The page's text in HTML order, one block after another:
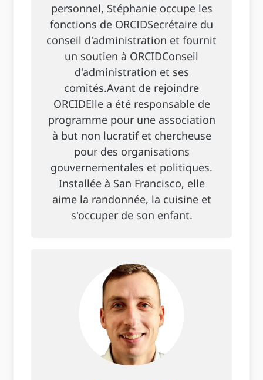
personnel, Stéphanie occupe les
fonctions de ORCIDSecrétaire du
conseil d'administration et fournit
un soutien à ORCIDConseil
d'administration et ses
comités.Avant de rejoindre
ORCIDElle a été responsable de
programme pour une association
à but non lucratif et chercheuse
pour des organisations
gouvernementales et politiques.
Installée à San Francisco, elle
aime la randonnée, la cuisine et
s'occuper de son enfant.